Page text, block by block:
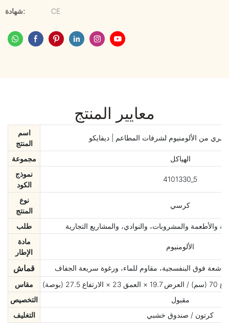
شهادة:
CE
معايير المنتج
اسم
المنتج
من الألومنيوم لشرفات المطاعم | ديفايكو
مجموعة
الهياكل
نموذج
الكود
4101330_5
نوع
المنتج
كرسي
طلب
والأطعمة والمشروبات، والنوادي، والمشاريع التجارية
مادة
الإطار
الألومنيوم
قماش
فوق البنفسجية، مقاوم للماء، ورغوة سريعة الجفاف
مقاس
التخصيص
مقبول
التغليف
كرتون / صندوق خشبي